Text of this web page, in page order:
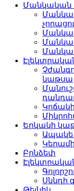
Մանկական
կաթսա
Երկակի
Ապակե
Բրնձեփ
Սննդի